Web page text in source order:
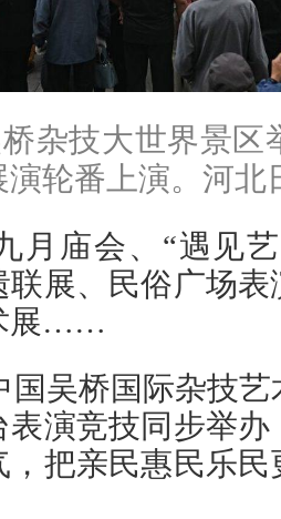
杂技大世界景
轮番上演。河北
月庙会、“遇见
展、民俗广场
展……
国吴桥国际杂技
演竞技同步举
把亲民惠民乐